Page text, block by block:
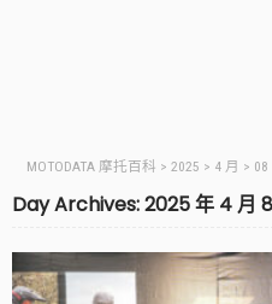
MOTODATA 摩托百科 > 2025 > 4 月 > 08
Day Archives: 2025 年 4 月